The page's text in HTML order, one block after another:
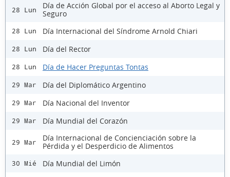
28 Lun
Día de Acción Global por el acceso al Aborto Legal y
Seguro
28 Lun Día Internacional del Síndrome Arnold Chiari
28 Lun Día del Rector
28 Lun Día de Hacer Preguntas Tontas
29 Mar Día del Diplomático Argentino
29 Mar Día Nacional del Inventor
29 Mar Día Mundial del Corazón
29 Mar
Día Internacional de Concienciación sobre la
Pérdida y el Desperdicio de Alimentos
30 Mié
Día Mundial del Limón